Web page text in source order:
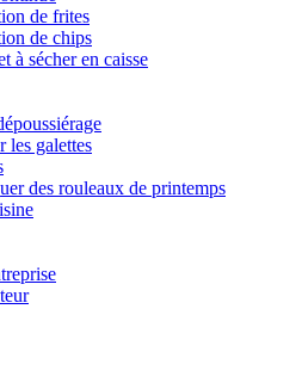
de frites
de chips
à sécher en caisse
les galettes
des rouleaux de printemps